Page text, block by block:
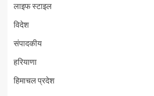
लाइफ स्टाइल
विदेश
संपादकीय
हरियाणा
हिमाचल प्रदेश